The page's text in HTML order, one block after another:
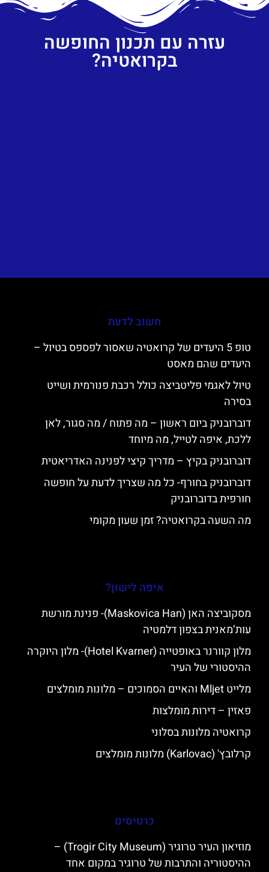
עזרה עם תכנון החופשה
בקרואטיה?
חשוב לדעת
טופ 5 היעדים של קרואטיה שאסור לפספס בטיול –
היעדים שהם מאסט
טיול לאגמי פליטביצה כולל רכבת פנורמית ושייט
בסירה
דוברובניק ביום ראשון – מה פתוח / מה סגור, לאן
ללכת, איפה לטייל, מה מיוחד
דוברובניק בקיץ – מדריך קיצי לפנינה האדריאטית
דוברובניק בחורף- כל מה שצריך לדעת על חופשה
חורפית בדוברובניק
מה השעה בקרואטיה? זמן שעון מקומי
איפה לישון?
מסקוביצה האן (Maskovica Han)- פנינת מורשת
עות’מאנית בצפון דלמטיה
מלון קוורנר באופטייה (Hotel Kvarner)- מלון היוקרה
ההיסטורי של העיר
מלייט Mljet והאיים הסמוכים – מלונות מומלצים
פאזין – דירות מומלצות
קרואטיה מלונות בסלוני
קרלובץ' (Karlovac) מלונות מומלצים
כרטיסים
מוזיאון העיר טרוגיר (Trogir City Museum) –
ההיסטוריה והתרבות של טרוגיר במקום אחד